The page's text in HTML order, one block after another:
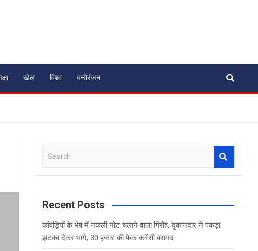
खेल विश्व मनोरंजन
a
c
Recent Posts
कांवड़ियों के भेष में नकली नोट चलाने वाला गिरोह, दुकानदार ने पकड़ा,
झटका देकर भागे, 30 हजार की फेक करेंसी बरामद